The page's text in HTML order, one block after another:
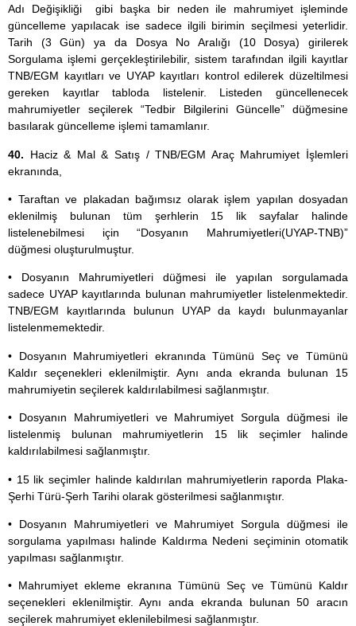
Adı Değişikliği gibi başka bir neden ile mahrumiyet işleminde
güncelleme yapılacak ise sadece ilgili birimin seçilmesi yeterlidir.
Tarih (3 Gün) ya da Dosya No Aralığı (10 Dosya) girilerek
Sorgulama işlemi gerçekleştirilebilir, sistem tarafından ilgili kayıtlar
TNB/EGM kayıtları ve UYAP kayıtları kontrol edilerek düzeltilmesi
gereken kayıtlar tabloda listelenir. Listeden güncellenecek
mahrumiyetler seçilerek “Tedbir Bilgilerini Güncelle” düğmesine
basılarak güncelleme işlemi tamamlanır.
40. Haciz & Mal & Satış / TNB/EGM Araç Mahrumiyet İşlemleri
ekranında,
• Taraftan ve plakadan bağımsız olarak işlem yapılan dosyadan
eklenilmiş bulunan tüm şerhlerin 15 lik sayfalar halinde
listelenebilmesi için “Dosyanın Mahrumiyetleri(UYAP-TNB)”
düğmesi oluşturulmuştur.
• Dosyanın Mahrumiyetleri düğmesi ile yapılan sorgulamada
sadece UYAP kayıtlarında bulunan mahrumiyetler listelenmektedir.
TNB/EGM kayıtlarında bulunun UYAP da kaydı bulunmayanlar
listelenmemektedir.
• Dosyanın Mahrumiyetleri ekranında Tümünü Seç ve Tümünü
Kaldır seçenekleri eklenilmiştir. Aynı anda ekranda bulunan 15
mahrumiyetin seçilerek kaldırılabilmesi sağlanmıştır.
• Dosyanın Mahrumiyetleri ve Mahrumiyet Sorgula düğmesi ile
listelenmiş bulunan mahrumiyetlerin 15 lik seçimler halinde
kaldırılabilmesi sağlanmıştır.
• 15 lik seçimler halinde kaldırılan mahrumiyetlerin raporda Plaka-
Şerhi Türü-Şerh Tarihi olarak gösterilmesi sağlanmıştır.
• Dosyanın Mahrumiyetleri ve Mahrumiyet Sorgula düğmesi ile
sorgulama yapılması halinde Kaldırma Nedeni seçiminin otomatik
yapılması sağlanmıştır.
• Mahrumiyet ekleme ekranına Tümünü Seç ve Tümünü Kaldır
seçenekleri eklenilmiştir. Aynı anda ekranda bulunan 50 aracın
seçilerek mahrumiyet eklenilebilmesi sağlanmıştır.